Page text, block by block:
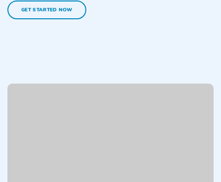
GET STARTED NOW